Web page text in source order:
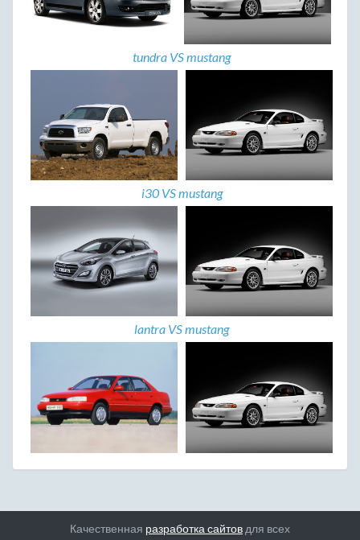
tundra VS mustang
i30 VS mustang
lantra VS mustang
Качественная разработка сайтов для всех